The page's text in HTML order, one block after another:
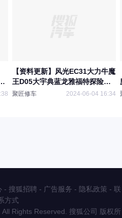
【资料更新】风光EC31大力牛魔
王D05大宇典蓝龙雅福特探险者
维修手册电路图
聚匠修车 2024-06-04 16:34
- 搜狐招聘 - 广告服务 - 隐私政策 - 联
方式
Rights Reserved. 搜狐公司 版权所